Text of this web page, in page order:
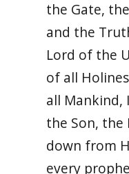
the Gate,
and the
Lord of the
of all
all Mankind,
the Son, the
down from
every